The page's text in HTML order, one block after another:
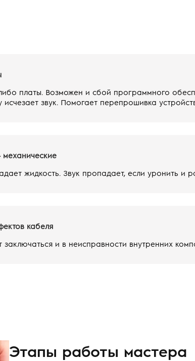
платы. Возможен и сбой программного
звук. Помогает перепрошивка
жидкость. Звук пропадает, если уронить и
кабеля
и в неисправности внутренних
Этапы работы мастера